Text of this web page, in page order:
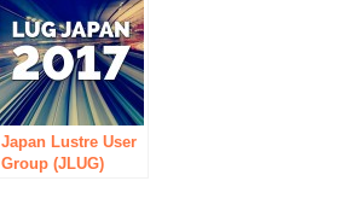
「BRICKLIVE(R) in
JAPAN 2018」がベ
ルサール秋葉原で開
催
Japan Lustre User
Group (JLUG)